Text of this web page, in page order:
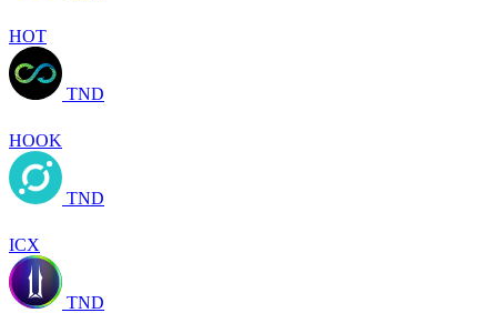
HOT
TND
HOOK
TND
ICX
TND